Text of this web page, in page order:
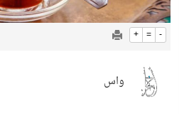
+ = -
واس